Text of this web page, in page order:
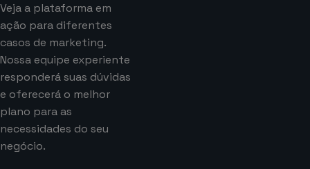
Veja a plataforma em
ação para diferentes
casos de marketing.
Nossa equipe experiente
responderá suas dúvidas
e oferecerá o melhor
plano para as
necessidades do seu
negócio.